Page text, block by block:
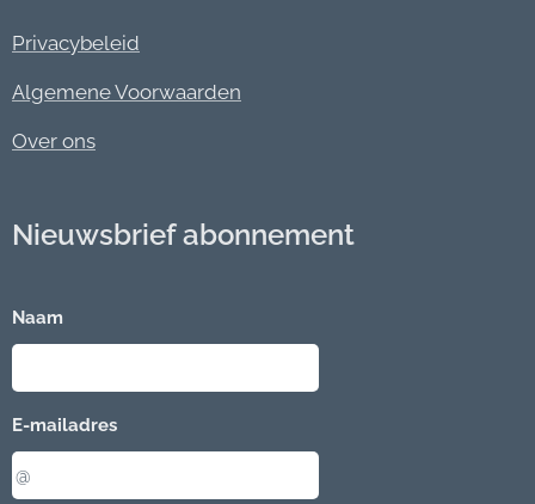
Privacybeleid
Algemene Voorwaarden
Over ons
Nieuwsbrief abonnement
Naam
E-mailadres